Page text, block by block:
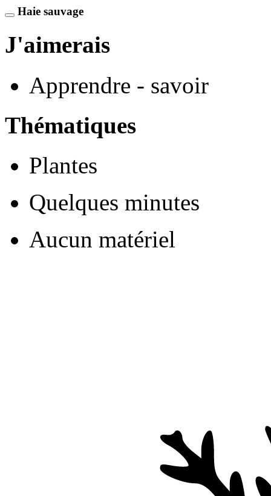
Haie sauvage
J'aimerais
Apprendre - savoir
Thématiques
Plantes
Quelques minutes
Aucun matériel